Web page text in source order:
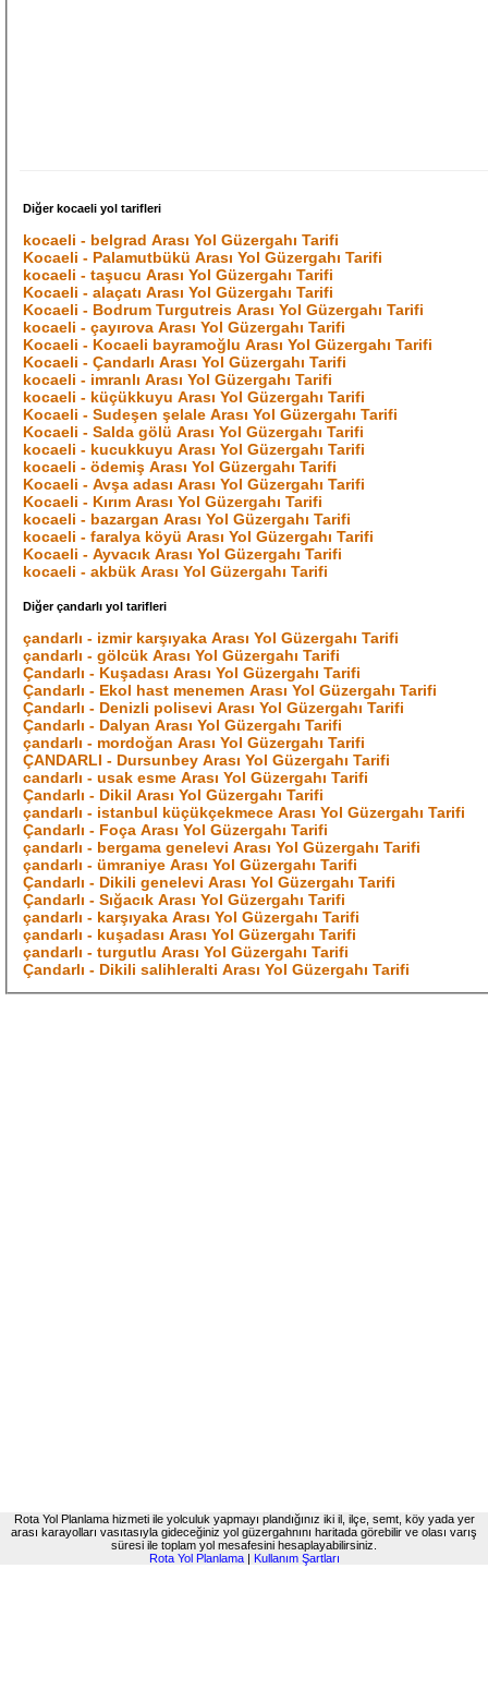
Diğer kocaeli yol tarifleri
kocaeli - belgrad Arası Yol Güzergahı Tarifi
Kocaeli - Palamutbükü Arası Yol Güzergahı Tarifi
kocaeli - taşucu Arası Yol Güzergahı Tarifi
Kocaeli - alaçatı Arası Yol Güzergahı Tarifi
Kocaeli - Bodrum Turgutreis Arası Yol Güzergahı Tarifi
kocaeli - çayırova Arası Yol Güzergahı Tarifi
Kocaeli - Kocaeli bayramoğlu Arası Yol Güzergahı Tarifi
Kocaeli - Çandarlı Arası Yol Güzergahı Tarifi
kocaeli - imranlı Arası Yol Güzergahı Tarifi
kocaeli - küçükkuyu Arası Yol Güzergahı Tarifi
Kocaeli - Sudeşen şelale Arası Yol Güzergahı Tarifi
Kocaeli - Salda gölü Arası Yol Güzergahı Tarifi
kocaeli - kucukkuyu Arası Yol Güzergahı Tarifi
kocaeli - ödemiş Arası Yol Güzergahı Tarifi
Kocaeli - Avşa adası Arası Yol Güzergahı Tarifi
Kocaeli - Kırım Arası Yol Güzergahı Tarifi
kocaeli - bazargan Arası Yol Güzergahı Tarifi
kocaeli - faralya köyü Arası Yol Güzergahı Tarifi
Kocaeli - Ayvacık Arası Yol Güzergahı Tarifi
kocaeli - akbük Arası Yol Güzergahı Tarifi
Diğer çandarlı yol tarifleri
çandarlı - izmir karşıyaka Arası Yol Güzergahı Tarifi
çandarlı - gölcük Arası Yol Güzergahı Tarifi
Çandarlı - Kuşadası Arası Yol Güzergahı Tarifi
Çandarlı - Ekol hast menemen Arası Yol Güzergahı Tarifi
Çandarlı - Denizli polisevi Arası Yol Güzergahı Tarifi
Çandarlı - Dalyan Arası Yol Güzergahı Tarifi
çandarlı - mordoğan Arası Yol Güzergahı Tarifi
ÇANDARLI - Dursunbey Arası Yol Güzergahı Tarifi
candarlı - usak esme Arası Yol Güzergahı Tarifi
Çandarlı - Dikil Arası Yol Güzergahı Tarifi
çandarlı - istanbul küçükçekmece Arası Yol Güzergahı Tarifi
Çandarlı - Foça Arası Yol Güzergahı Tarifi
çandarlı - bergama genelevi Arası Yol Güzergahı Tarifi
çandarlı - ümraniye Arası Yol Güzergahı Tarifi
Çandarlı - Dikili genelevi Arası Yol Güzergahı Tarifi
Çandarlı - Sığacık Arası Yol Güzergahı Tarifi
çandarlı - karşıyaka Arası Yol Güzergahı Tarifi
çandarlı - kuşadası Arası Yol Güzergahı Tarifi
çandarlı - turgutlu Arası Yol Güzergahı Tarifi
Çandarlı - Dikili salihleralti Arası Yol Güzergahı Tarifi
Rota Yol Planlama hizmeti ile yolculuk yapmayı plandığınız iki il, ilçe, semt, köy yada yer
arası karayolları vasıtasıyla gideceğiniz yol güzergahnını haritada görebilir ve olası varış
süresi ile toplam yol mesafesini hesaplayabilirsiniz.
Rota Yol Planlama| Kullanım Şartları